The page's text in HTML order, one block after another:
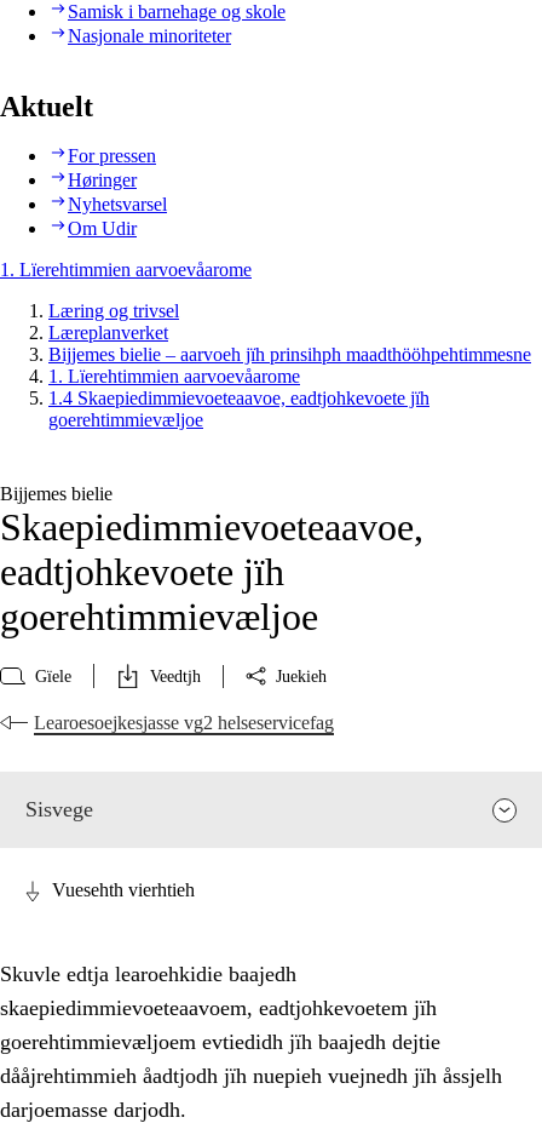
Samisk i barnehage og skole
Nasjonale minoriteter
Aktuelt
For pressen
Høringer
Nyhetsvarsel
Om Udir
1. Lïerehtimmien aarvoevåarome
Læring og trivsel
Læreplanverket
Bijjemes bielie – aarvoeh jïh prinsihph maadthööhpehtimmesne
1. Lïerehtimmien aarvoevåarome
1.4 Skaepiedimmievoeteaavoe, eadtjohkevoete jïh
goerehtimmievæljoe
Bijjemes bielie
Skaepiedimmievoeteaavoe,
eadtjohkevoete jïh
goerehtimmievæljoe
Gïele Veedtjh Juekieh
Learoesoejkesjasse vg2 helseservicefag
Sisvege
Vuesehth vierhtieh
Skuvle edtja learoehkidie baajedh
skaepiedimmievoeteaavoem, eadtjohkevoetem jïh
goerehtimmievæljoem evtiedidh jïh baajedh dejtie
dååjrehtimmieh åadtjodh jïh nuepieh vuejnedh jïh åssjelh
darjoemasse darjodh.